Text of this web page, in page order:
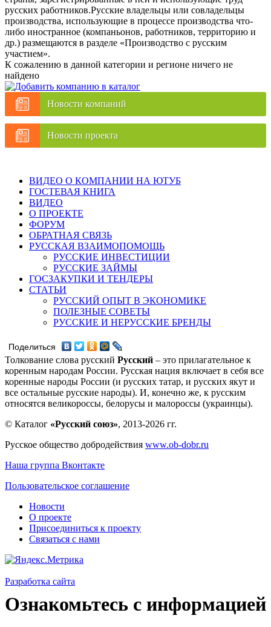
русских работников.Русские владельцы или совладельцы
производства, использующие в процессе производства что-
либо иностранное (компаньонов, работников, территорию и
др.) размещаются в разделе «Производство с русским
участием».
К сожалению в данной категории и регионе ничего не
найдено
Новости компаний
Новости проекта
ВИДЕО О КОМПАНИИ НА ЮТУБ
ГОСТЕВАЯ КНИГА
ВИДЕО
О ПРОЕКТЕ
ФОРУМ
ОБРАТНАЯ СВЯЗЬ
РУССКАЯ ВЗАИМОПОМОЩЬ
РУССКИЕ ИНВЕСТИЦИИ
РУССКИЕ ЗАЙМЫ
ГОСЗАКУПКИ И ТЕНДЕРЫ
СТАТЬИ
РУССКИЙ ОПЫТ В ЭКОНОМИКЕ
ПОЛЕЗНЫЕ СОВЕТЫ
РУССКИЕ И НЕРУССКИЕ БРЕНДЫ
Поделиться
Толкование слова русский Русский – это прилагательное к
коренным народам России. Русская нация включает в себя все
коренные народы России (и русских татар, и русских якут и
все остальные русские народы). И, конечно же, к русским
относятся великороссы, белорусы и малороссы (украинцы).
© Каталог «Русский союз», 2013-2026 гг.
Русское общество добродействия www.ob-dobr.ru
Наша группа Вконтакте
Пользовательское соглашение
Новости
О проекте
Присоединиться к проекту
Связаться с нами
Разработка сайта
Ознакомьтесь с информацией